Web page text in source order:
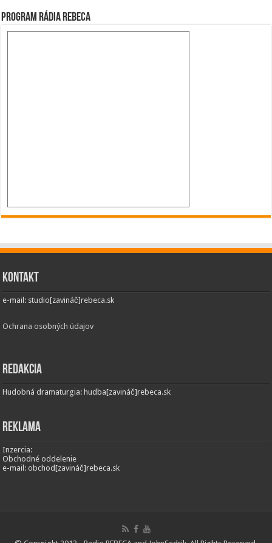
Program Rádia Rebeca
Kontakt
e-mail: studio[zavináč]rebeca.sk
Ochrana osobných údajov
Redakcia
Hudobná dramaturgia: hudba[zavináč]rebeca.sk
Reklama
Inzercia:
Obchodné oddelenie
e-mail: obchod[zavináč]rebeca.sk